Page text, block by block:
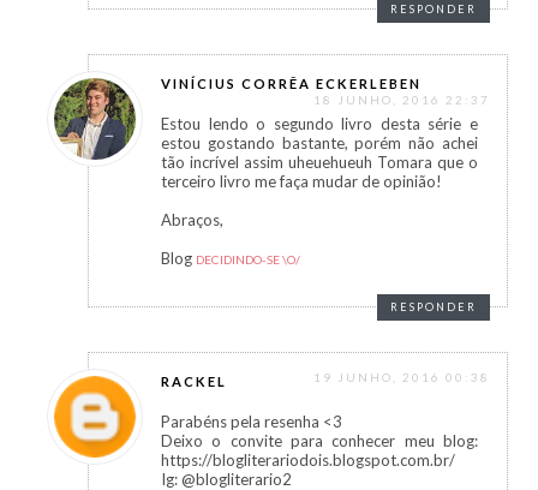
RESPONDER
VINÍCIUS CORRÊA ECKERLEBEN
18 JUNHO, 2016 22:37
Estou lendo o segundo livro desta série e
estou gostando bastante, porém não achei
tão incrível assim uheuehueuh Tomara que o
terceiro livro me faça mudar de opinião!
Abraços,
Blog DECIDINDO-SE \O/
RESPONDER
RACKEL 19 JUNHO, 2016 00:38
Parabéns pela resenha <3
Deixo o convite para conhecer meu blog:
https://blogliterariodois.blogspot.com.br/
Ig: @blogliterario2